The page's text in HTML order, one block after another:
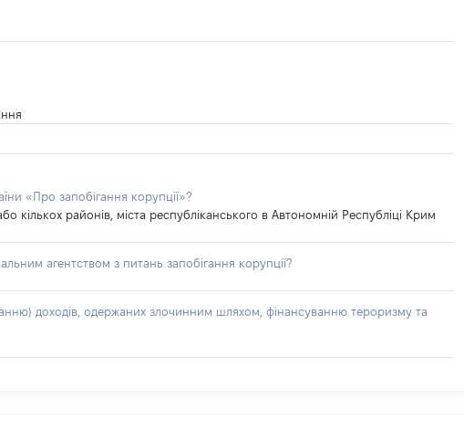
«Про запобігання корупції»?
районів, міста республіканського в Автономній Республіці Крим
агентством з питань запобігання корупції?
доходів, одержаних злочинним шляхом, фінансуванню тероризму та